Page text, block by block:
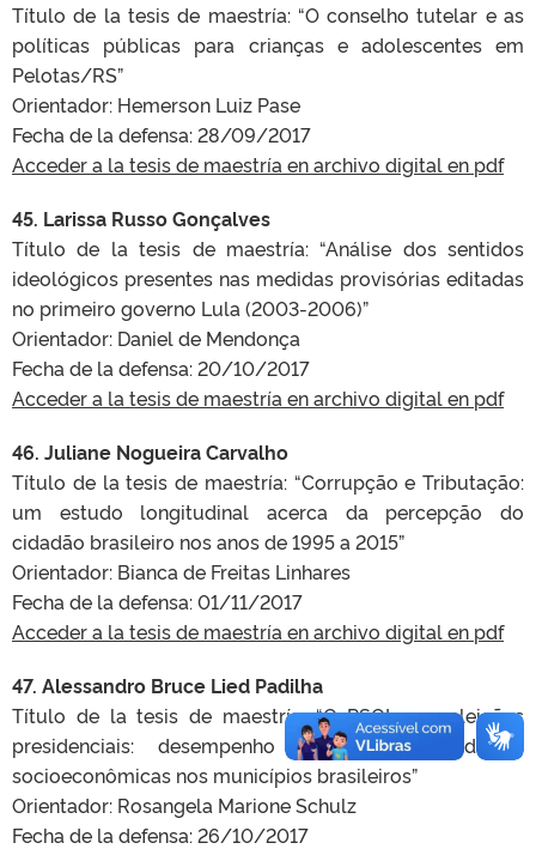
Título de la tesis de maestría:“O conselho tutelar e as
políticas públicas para crianças e adolescentes em
Pelotas/RS”
Orientador: Hemerson Luiz Pase
Fecha de la defensa:28/09/2017
Acceder a la tesis de maestría en archivo digital en pdf
45. Larissa Russo Gonçalves
Título de la tesis de maestría:“Análise dos sentidos
ideológicos presentes nas medidas provisórias editadas
no primeiro governo Lula (2003-2006)”
Orientador: Daniel de Mendonça
Fecha de la defensa:20/10/2017
Acceder a la tesis de maestría en archivo digital en pdf
46. Juliane Nogueira Carvalho
Título de la tesis de maestría:“Corrupção e Tributação:
um estudo longitudinal acerca da percepção do
cidadão brasileiro nos anos de 1995 a 2015”
Orientador: Bianca de Freitas Linhares
Fecha de la defensa:01/11/2017
Acceder a la tesis de maestría en archivo digital en pdf
47. Alessandro Bruce Lied Padilha
Título de la tesis de maestría:“O PSOL nas eleições
presidenciais: desempenho eleitoral e condições
socioeconômicas nos municípios brasileiros”
Orientador: Rosangela Marione Schulz
Fecha de la defensa:26/10/2017